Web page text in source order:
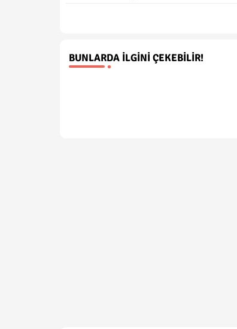
BUNLARDA İLGINI ÇEKEBILIR!